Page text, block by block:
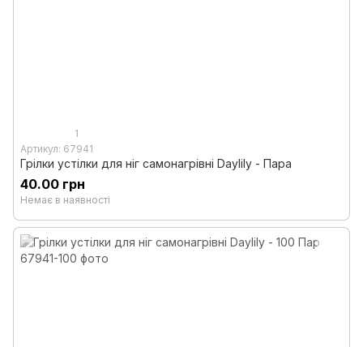
1
Артикул: 67941
Грілки устілки для ніг самонагрівні Daylily - Пара
40.00 грн
Немає в наявності